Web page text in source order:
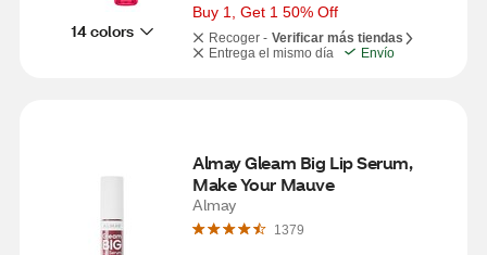
14 colors
Buy 1, Get 1 50% Off
Recoger - Verificar más tiendas
Entrega el mismo día
Envío
Almay Gleam Big Lip Serum,
Make Your Mauve
Almay
1379